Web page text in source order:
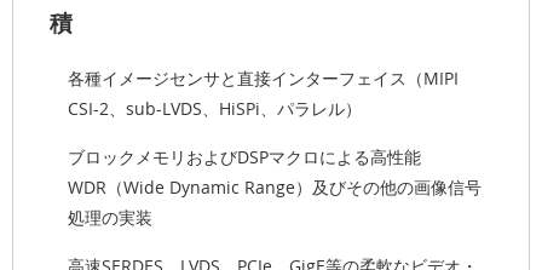
積
各種イメージセンサと直接インターフェイス（MIPI
CSI-2、sub-LVDS、HiSPi、パラレル）
ブロックメモリおよびDSPマクロによる高性能
WDR（Wide Dynamic Range）及びその他の画像信号
処理の実装